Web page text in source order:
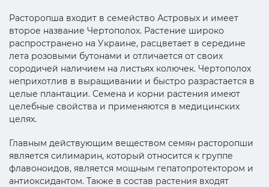
Расторопша входит в семейство Астровых и имеет
второе название Чертополох. Растение широко
распространено на Украине, расцветает в середине
лета розовыми бутонами и отличается от своих
сородичей наличием на листьях колючек. Чертополох
неприхотлив в выращивании и быстро разрастается в
целые плантации. Семена и корни растения имеют
целебные свойства и применяются в медицинских
целях.
Главным действующим веществом семян расторопши
является силимарин, который относится к группе
флавоноидов, является мощным гепатопротектором и
антиоксидантом. Также в состав растения входят